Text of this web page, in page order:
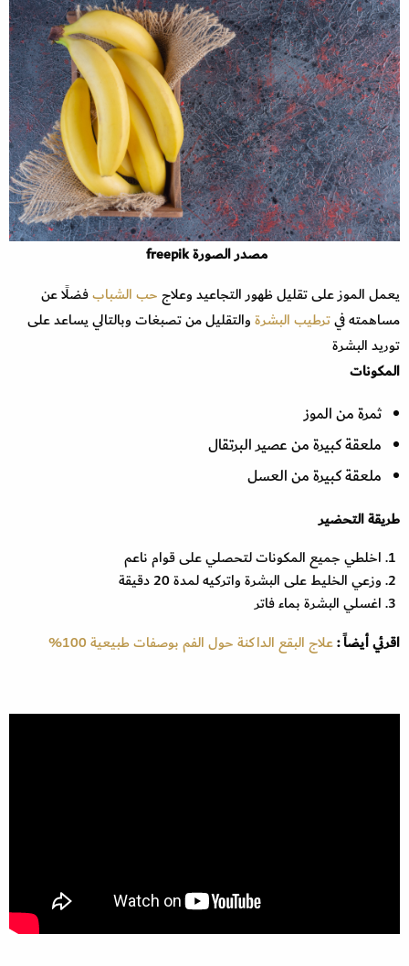
مصدر الصورة freepik
يعمل الموز على تقليل ظهور التجاعيد وعلاج حب الشبابفضلًا عن
مساهمته فيترطيب البشرةوالتقليل من تصبغات وبالتالي يساعد على
توريد البشرة
المكونات
ثمرة من الموز
ملعقة كبيرة من عصير البرتقال
ملعقة كبيرة من العسل
طريقة التحضير
اخلطي جميع المكونات لتحصلي على قوام ناعم
وزعي الخليط على البشرة واتركيه لمدة 20 دقيقة
اغسلي البشرة بماء فاتر
اقرئي أيضاً :علاج البقع الداكنة حول الفم بوصفات طبيعية 100%